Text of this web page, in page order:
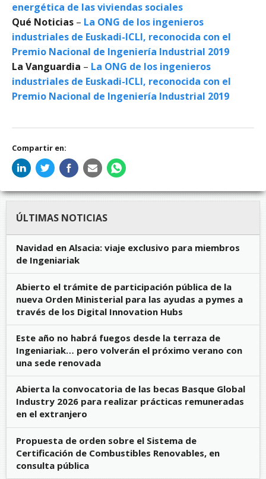
energética de las viviendas sociales
Qué Noticias – La ONG de los ingenieros
industriales de Euskadi-ICLI, reconocida con el
Premio Nacional de Ingeniería Industrial 2019
La Vanguardia – La ONG de los ingenieros
industriales de Euskadi-ICLI, reconocida con el
Premio Nacional de Ingeniería Industrial 2019
Compartir en:
ÚLTIMAS NOTICIAS
Navidad en Alsacia: viaje exclusivo para miembros
de Ingeniariak
Abierto el trámite de participación pública de la
nueva Orden Ministerial para las ayudas a pymes a
través de los Digital Innovation Hubs
Este año no habrá fuegos desde la terraza de
Ingeniariak… pero volverán el próximo verano con
una sede renovada
Abierta la convocatoria de las becas Basque Global
Industry 2026 para realizar prácticas remuneradas
en el extranjero
Propuesta de orden sobre el Sistema de
Certificación de Combustibles Renovables, en
consulta pública